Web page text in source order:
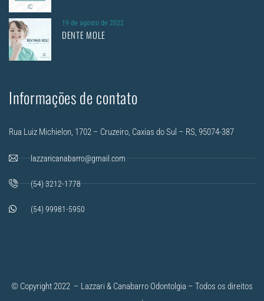
19 de agosto de 2022
DENTE MOLE
Informações de contato
Rua Luiz Michielon, 1702 – Cruzeiro, Caxias do Sul – RS, 95074-387
lazzaricanabarro@gmail.com
(54) 3212-1778
(54) 99981-5950
© Copyright 2022 – Lazzari & Canabarro Odontolgia – Todos os direitos